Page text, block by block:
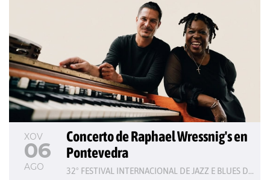
XOV
06
AGO
Concerto de Raphael Wressnig's en
Pontevedra
32º FESTIVAL INTERNACIONAL DE JAZZ E BLUES DE PONTEVEDRA